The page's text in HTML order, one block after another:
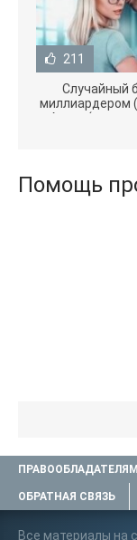
211
Случайный
миллиардером
Агата (полная
Помощь
ПРАВООБЛАДАТЕЛЯМ
ОБРАТНАЯ СВЯЗЬ
Все материалы на